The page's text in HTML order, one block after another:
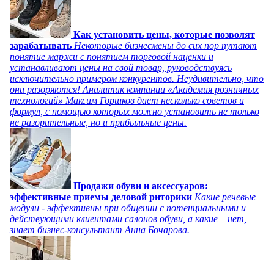
Как установить цены, которые позволят
зарабатывать Некоторые бизнесмены до сих пор путают
понятие маржи с понятием торговой наценки и
устанавливают цены на свой товар, руководствуясь
исключительно примером конкурентов. Неудивительно, что
они разоряются! Аналитик компании «Академия розничных
технологий» Максим Горшков дает несколько советов и
формул, с помощью которых можно установить не только
не разорительные, но и прибыльные цены.
Продажи обуви и аксессуаров:
эффективные приемы деловой риторики Какие речевые
модули - эффективны при общении с потенциальными и
действующими клиентами салонов обуви, а какие – нет,
знает бизнес-консультант Анна Бочарова.